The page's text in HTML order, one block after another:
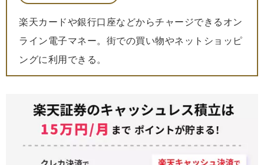
楽天カードや銀行口座などからチャージできるオン
ライン電子マネー。街での買い物やネットショッピ
ングに利用できる。